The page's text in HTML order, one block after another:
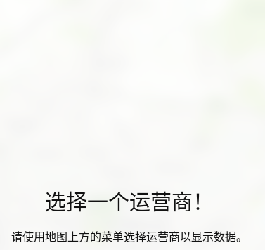
选择一个运营商！
请使用地图上方的菜单选择运营商以显示数据。